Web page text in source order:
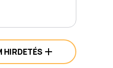
HIRDETÉS